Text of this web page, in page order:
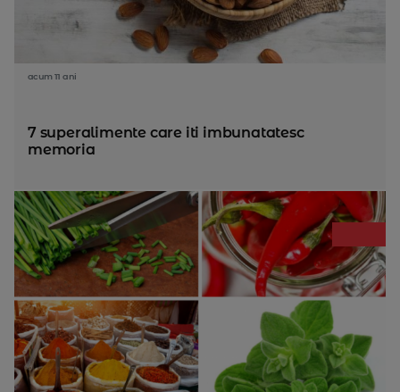
acum 11 ani
7 superalimente care iti imbunatatesc
memoria